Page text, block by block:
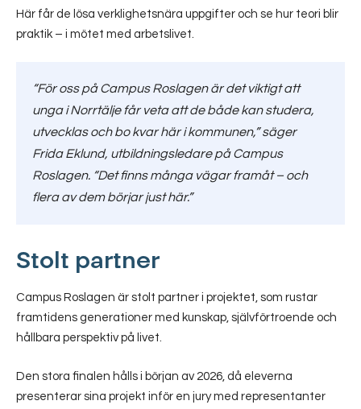
Här får de lösa verklighetsnära uppgifter och se hur teori blir
praktik – i mötet med arbetslivet.
“För oss på Campus Roslagen är det viktigt att
unga i Norrtälje får veta att de både kan studera,
utvecklas och bo kvar här i kommunen,”säger
Frida Eklund, utbildningsledare på Campus
Roslagen. “Det finns många vägar framåt – och
flera av dem börjar just här.”
Stolt partner
Campus Roslagen är stolt partner i projektet, som rustar
framtidens generationer med kunskap, självförtroende och
hållbara perspektiv på livet.
Den stora finalen hålls i början av 2026, då eleverna
presenterar sina projekt inför en jury med representanter